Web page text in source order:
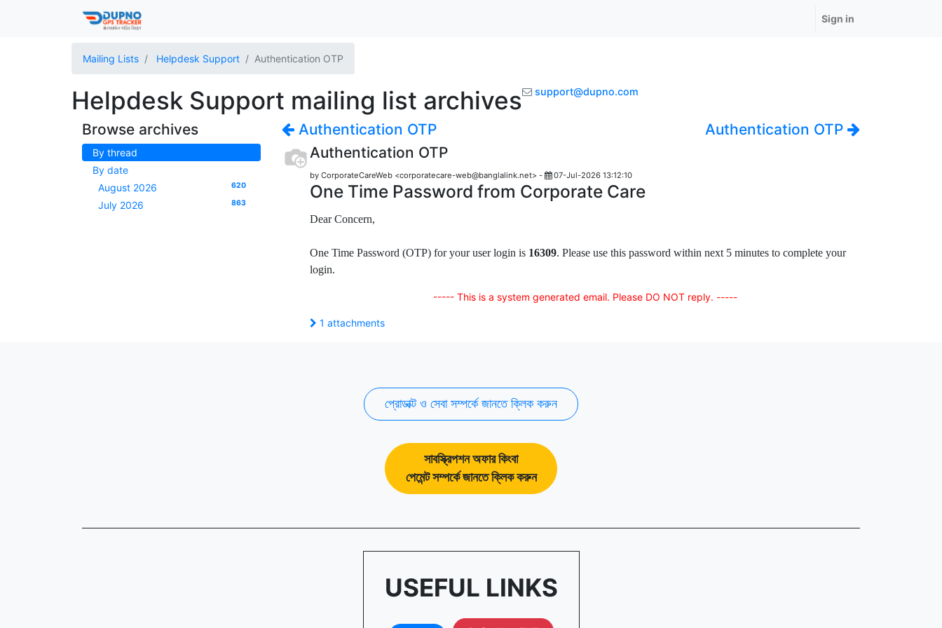
Sign in
Mailing Lists Helpdesk Support Authentication OTP
Helpdesk Support mailing list archives support@dupno.com
Browse archives
By thread
By date
August 2026
620
July 2026 863
Authentication OTP
Authentication OTP
Authentication OTP
by CorporateCareWeb <corporatecare-web@banglalink.net> - 07-Jul-2026 13:12:10
One Time Password from Corporate Care
Dear Concern,
One Time Password (OTP) for your user login is 16309. Please use this password within next 5 minutes to complete your
login.
----- This is a system generated email. Please DO NOT reply. -----
1 attachments
প্রোডাক্ট ও সেবা সম্পর্কে জানতে ক্লিক করুন
সাবস্ক্রিপশন অফার কিংবা
পেমেন্ট সম্পর্কে জানতে ক্লিক করুন
USEFUL LINKS